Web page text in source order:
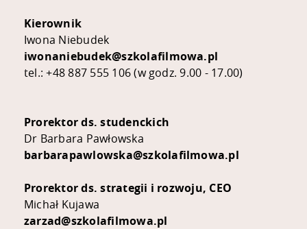
Kierownik
Iwona Niebudek
iwonaniebudek@szkolafilmowa.pl
tel.: +48 887 555 106 (w godz. 9.00 - 17.00)
Prorektor ds. studenckich
Dr Barbara Pawłowska
barbarapawlowska@szkolafilmowa.pl
Prorektor ds. strategii i rozwoju, CEO
Michał Kujawa
zarzad@szkolafilmowa.pl